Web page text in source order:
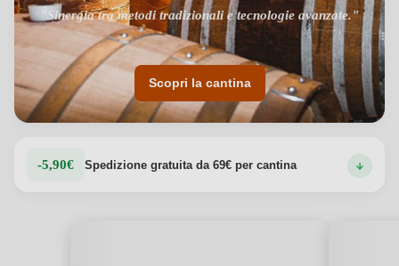
"Sinergia tra metodi tradizionali e tecnologie avanzate."
Scopri la cantina
-5,90€ Spedizione gratuita da 69€ per cantina